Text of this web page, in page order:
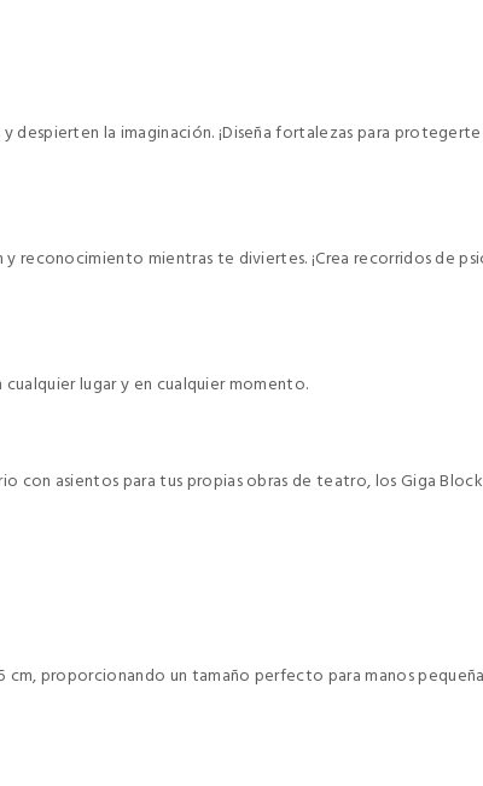
despierten la imaginación. ¡Diseña fortalezas para
reconocimiento mientras te diviertes. ¡Crea recorridos de
cualquier lugar y en cualquier momento.
con asientos para tus propias obras de teatro, los Giga
cm, proporcionando un tamaño perfecto para manos